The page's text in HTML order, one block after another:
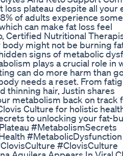
loss plateau despite all your
of adults experience
can make fat loss feel
Certified Nutritional
body might not be burning
signs of metabolic
plays a crucial role in
can do more harm than
needs a reset. From
thinning hair, Justin shares
metabolism back on track
Culture for holistic
to unlocking your fat-
#MetabolismSecrets
#MetabolicDysfunction
#ClovisCulture